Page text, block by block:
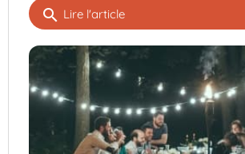
search Lire l'article